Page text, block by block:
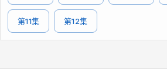
第11集 第12集